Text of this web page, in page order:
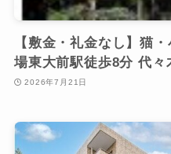
【敷金・礼金なし】猫
場東大前駅徒歩8分 代
2026年7月21日